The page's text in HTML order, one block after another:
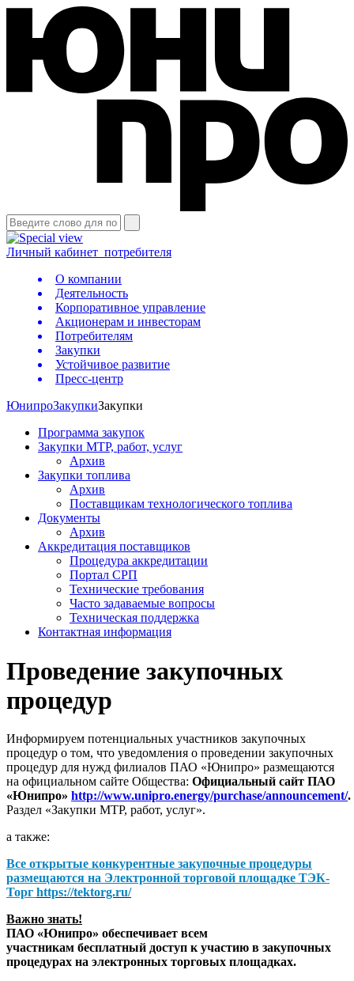
Личный кабинет потребителя
О компании
Деятельность
Корпоративное управление
Акционерам и инвесторам
Потребителям
Закупки
Устойчивое развитие
Пресс-центр
ЮнипроЗакупкиЗакупки
Программа закупок
Закупки МТР, работ, услуг
Архив
Закупки топлива
Архив
Поставщикам технологического топлива
Документы
Архив
Аккредитация поставщиков
Процедура аккредитации
Портал СРП
Технические требования
Часто задаваемые вопросы
Техническая поддержка
Контактная информация
Проведение закупочных
процедур
Информируем потенциальных участников закупочных
процедур о том, что уведомления о проведении закупочных
процедур для нужд филиалов ПАО «Юнипро» размещаются
на официальном сайте Общества: Официальный сайт ПАО
«Юнипро» http://www.unipro.energy/purchase/announcement/.
Раздел «Закупки МТР, работ, услуг».
а также:
Все открытые конкурентные закупочные процедуры
размещаются на Электронной торговой площадке ТЭК-
Торг https://tektorg.ru/
Важно знать!
ПАО «Юнипро» обеспечивает всем
участникам бесплатный доступ к участию в закупочных
процедурах на электронных торговых площадках.